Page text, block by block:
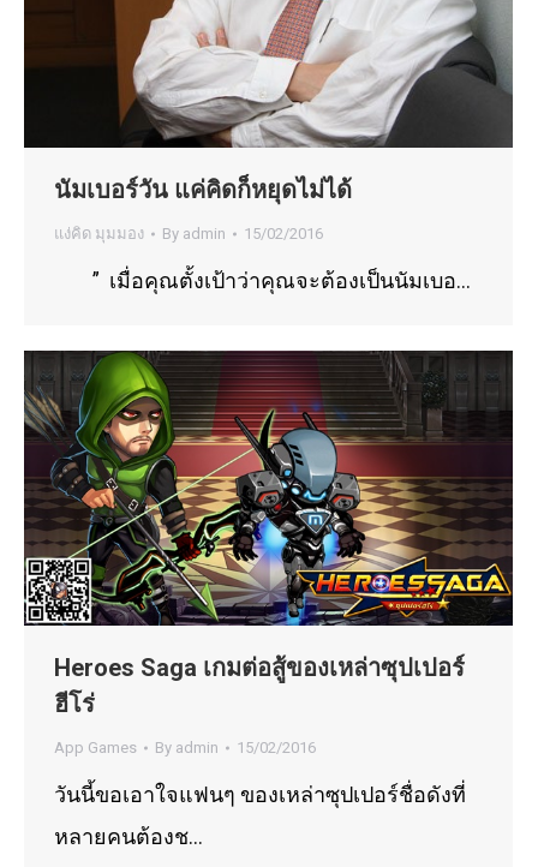
นัมเบอร์วัน แค่คิดก็หยุดไม่ได้
แง่คิด มุมมอง By admin 15/02/2016
” เมื่อคุณตั้งเป้าว่าคุณจะต้องเป็นนัมเบอ…
Heroes Saga เกมต่อสู้ของเหล่าซุปเปอร์
ฮีโร่
App Games By admin 15/02/2016
วันนี้ขอเอาใจแฟนๆ ของเหล่าซุปเปอร์ชื่อดังที่
หลายคนต้องช…